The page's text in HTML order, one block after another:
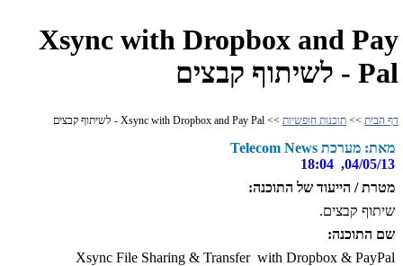
Xsync with Dropbox and Pay
Pal - לשיתוף קבצים
דף הבית >> תוכנות חופשיות >> Xsync with Dropbox and Pay Pal - לשיתוף קבצים
מאת: מערכת Telecom News
04/05/13, 18:04
מטרת / הייעוד של התוכנה:
שיתוף קבצים.
שם התוכנה:
Xsync File Sharing & Transfer with Dropbox & PayPal